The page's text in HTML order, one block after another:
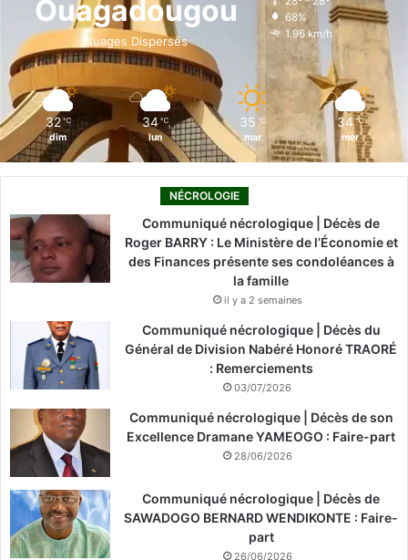
o
k
i
n
r
Ouagadougou
Nuages Dispersés
68%
1.96 km/h
32 ℃
dim
34 ℃
lun
35 ℃
mar
34 ℃
mer
NÉCROLOGIE
Communiqué nécrologique | Décès de
Roger BARRY : Le Ministère de l’Économie et
des Finances présente ses condoléances à
la famille
il y a 2 semaines
Communiqué nécrologique | Décès du
Général de Division Nabéré Honoré TRAORÉ
: Remerciements
03/07/2026
Communiqué nécrologique | Décès de son
Excellence Dramane YAMEOGO : Faire-part
28/06/2026
Communiqué nécrologique | Décès de
SAWADOGO BERNARD WENDIKONTE : Faire-
part
26/06/2026